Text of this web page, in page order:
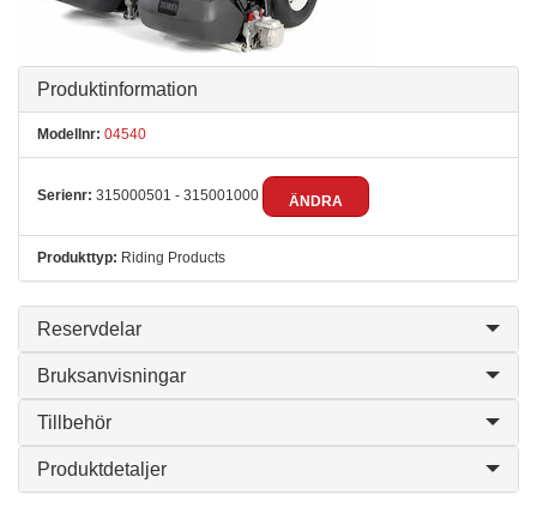
Produktinformation
Modellnr: 04540
Serienr: 315000501 - 315001000 ÄNDRA
Produkttyp: Riding Products
Reservdelar
Bruksanvisningar
Tillbehör
Produktdetaljer